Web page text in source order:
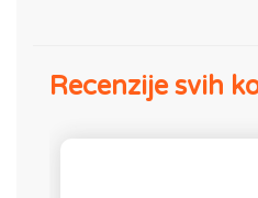
Recenzije svih